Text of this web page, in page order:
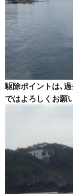
駆除ポイントは､
ではよろしくお願